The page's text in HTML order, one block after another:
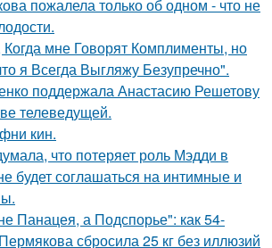
пожалела только об одном - что не
мне Говорят Комплименты, но
я Всегда Выгляжу Безупречно".
поддержала Анастасию Решетову
телеведущей.
кин.
что потеряет роль Мэдди в
будет соглашаться на интимные и
Панацея, а Подспорье": как 54-
сбросила 25 кг без иллюзий